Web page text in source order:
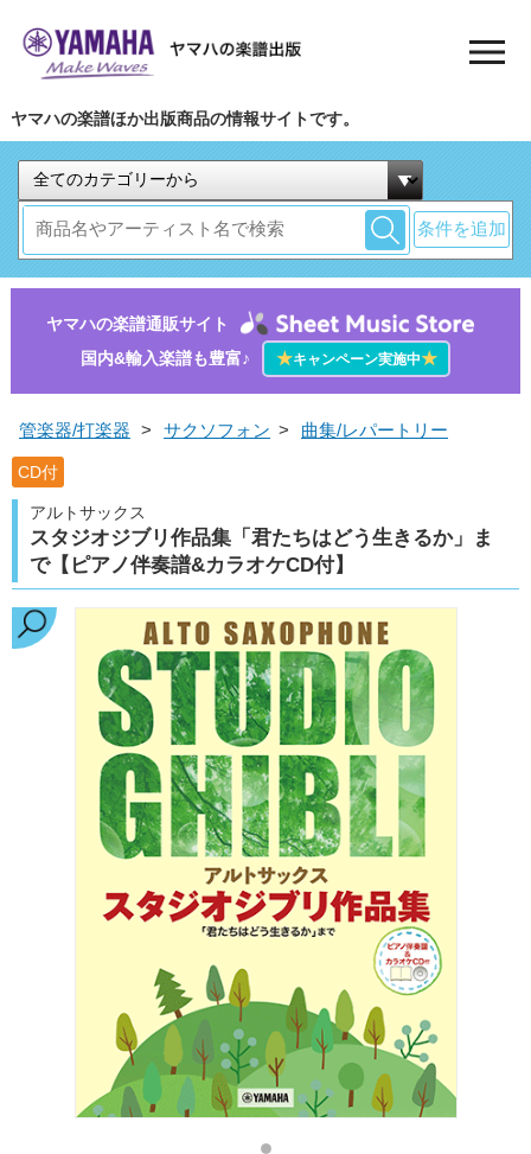
ヤマハの楽譜ほか出版商品の情報サイトです。
条件を追加
ヤマハの楽譜通販サイト
国内&輸入楽譜も豊富♪
★キャンペーン実施中★
管楽器/打楽器 > サクソフォン > 曲集/レパートリー
CD付
アルトサックス
スタジオジブリ作品集「君たちはどう生きるか」ま
で【ピアノ伴奏譜&カラオケCD付】